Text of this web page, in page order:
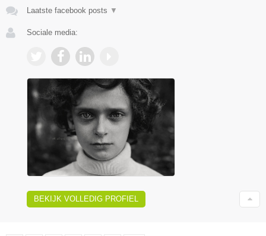
Laatste facebook posts ▼
Sociale media:
BEKIJK VOLLEDIG PROFIEL